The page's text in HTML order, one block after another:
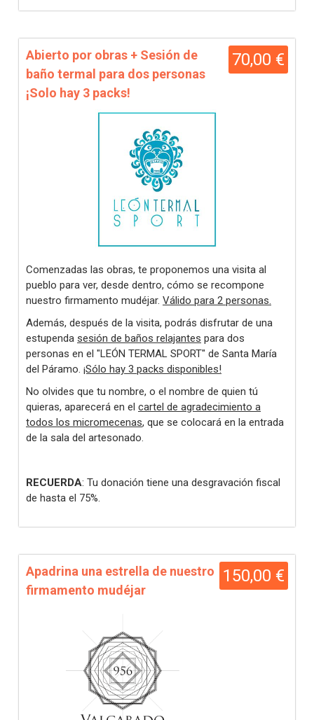
70,00 €
Abierto por obras + Sesión de
baño termal para dos personas
¡Solo hay 3 packs!
Comenzadas las obras, te proponemos una visita al
pueblo para ver, desde dentro, cómo se recompone
nuestro firmamento mudéjar. Válido para 2 personas.
Además, después de la visita, podrás disfrutar de una
estupenda sesión de baños relajantes para dos
personas en el "LEÓN TERMAL SPORT" de Santa María
del Páramo. ¡Sólo hay 3 packs disponibles!
No olvides que tu nombre, o el nombre de quien tú
quieras, aparecerá en el cartel de agradecimiento a
todos los micromecenas, que se colocará en la entrada
de la sala del artesonado.
RECUERDA: Tu donación tiene una desgravación fiscal
de hasta el 75%.
150,00 €
Apadrina una estrella de nuestro
firmamento mudéjar